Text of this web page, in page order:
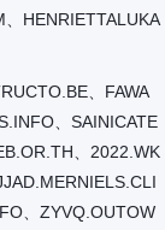
、HENRIETTALUKA
、FAWA
、SAINICATE
、2022.WK
、ZYVQ.OUTOW